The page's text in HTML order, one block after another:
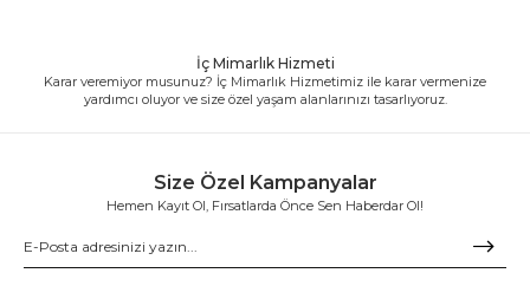
İç Mimarlık Hizmeti
Karar veremiyor musunuz? İç Mimarlık Hizmetimiz ile karar vermenize
yardımcı oluyor ve size özel yaşam alanlarınızı tasarlıyoruz.
Size Özel Kampanyalar
Hemen Kayıt Ol, Fırsatlarda Önce Sen Haberdar Ol!